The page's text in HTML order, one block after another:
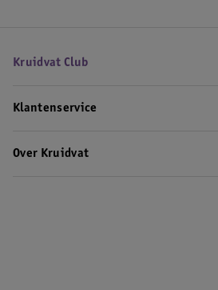
Kruidvat Club
Klantenservice
Over Kruidvat